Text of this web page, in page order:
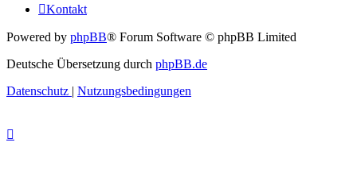
Kontakt
Powered by phpBB® Forum Software © phpBB Limited
Deutsche Übersetzung durch phpBB.de
Datenschutz | Nutzungsbedingungen